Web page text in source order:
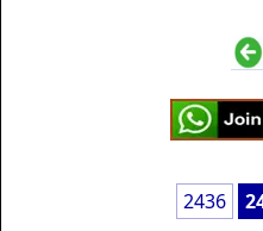
2436